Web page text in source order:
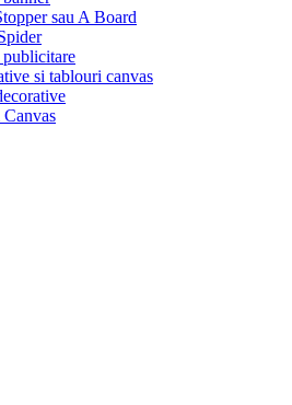
sau A Board
publicitare
si tablouri canvas